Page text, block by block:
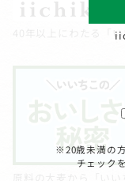
40年以上にわたる「
※20歳未満の
チェック